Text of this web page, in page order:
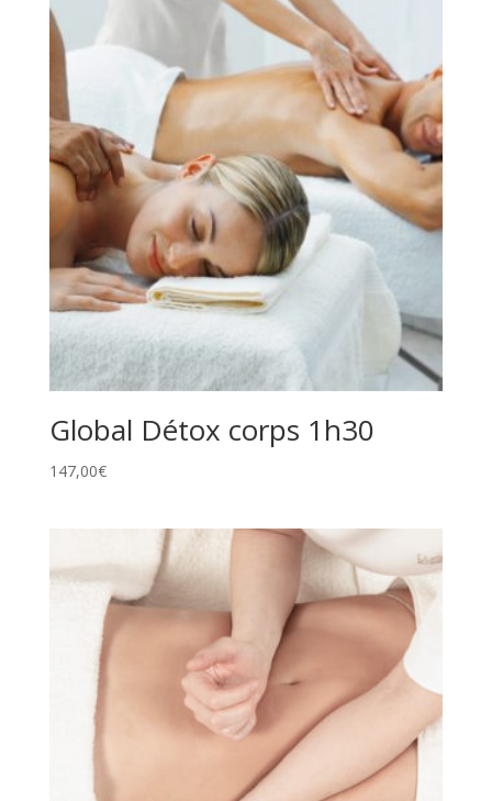
Global Détox corps 1h30
147,00€